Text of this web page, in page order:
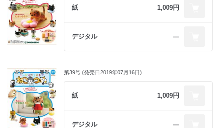
紙 1,009円
デジタル ―
第39号 (発売日2019年07月16日)
紙 1,009円
デジタル ―